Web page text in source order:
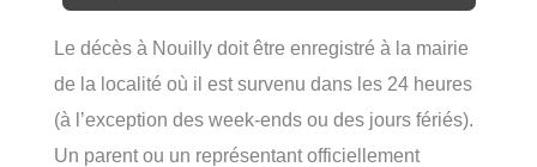
Le décès à Nouilly doit être enregistré à la mairie
de la localité où il est survenu dans les 24 heures
(à l’exception des week-ends ou des jours fériés).
Un parent ou un représentant officiellement